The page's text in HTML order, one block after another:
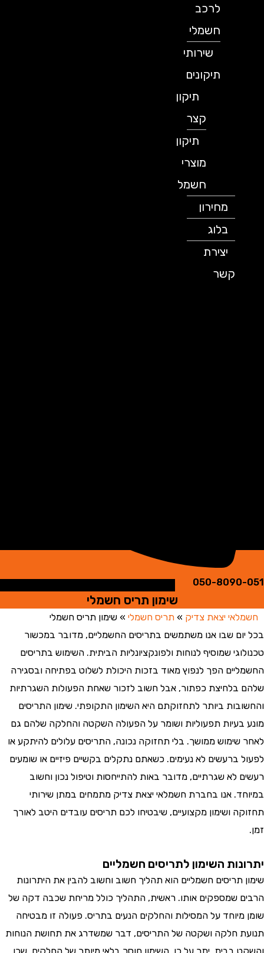
לרכב
חשמלי
שירותי
תיקונים
תיקון
תיקון
מוצרי
חשמל
מחירון
יצירת
קשר
050-
שימון תריס חשמלי
יצאת צדיק »תריס חשמלי»שימון תריס חשמלי
שבו אנו משתמשים בתריסים החשמליים, מדובר במכשור
שמוסיף לנוחות ולפונקציונליות הביתית. השימוש בתריסים
הפך לנפוץ מאוד בזכות היכולת לשלוט בפתיחה ובסגירה
כפתור, אבל חשוב לזכור שאחת הפעולות השגרתיות
ביותר לתחזוקתם היא השימון התקופתי. שימון התריסים
תפעוליות ושומר על הפעולה השקטה והחלקה שלהם גם
ממושך. בלי תחזוקה נכונה, התריסים עלולים להיתקע או
ברעשים לא נעימים. כשאתם נתקלים בקשיים פיזיים או שומעים
לא שגרתיים, מדובר באות להתייחסות וטיפול נכון וחשוב
אנו בחברת חשמלאי יצאת צדיק מתמחים במתן שירותי
ושימון מקצועיים, שיבטיחו לכם תריסים עובדים היטב לאורך
השימון לתריסים חשמליים
תריסים חשמליים הוא תהליך חשוב וחשוב להבין את היתרונות
שמספקים אותו. ראשית, התהליך כולל מריחת שכבה דקה של
על המסילות והחלקים הנעים בתריס. פעולה זו מבטיחה
חלקה ושקטה של התריסים, דבר שמשדרג את תחושת הנוחות